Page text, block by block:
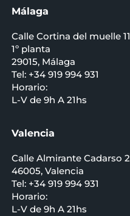
Málaga
Calle Cortina del muelle 11
1º planta
29015, Málaga
Tel: +34 919 994 931
Horario:
L-V de 9h A 21hs
Valencia
Calle Almirante Cadarso 2
46005, Valencia
Tel: +34 919 994 931
Horario:
L-V de 9h A 21hs